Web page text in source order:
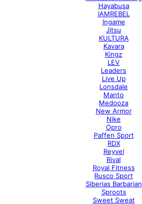
Hayabusa
IAMREBEL
Ingame
Jitsu
KULTURA
Kavara
Kingz
LEV
Leaders
Live Up
Lonsdale
Manto
Medooza
New Armor
Nike
Opro
Paffen Sport
RDX
Reyvel
Rival
Royal Fitness
Rusco Sport
Siberias Barbarian
Sproots
Sweet Sweat